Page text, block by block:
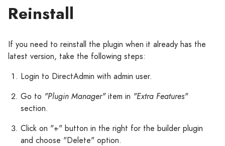
Reinstall
If you need to reinstall the plugin when it already has the
latest version, take the following steps:
Login to DirectAdmin with admin user.
Go to "Plugin Manager"item in "Extra Features"
section.
Click on "+" button in the right for the builder plugin
and choose "Delete" option.